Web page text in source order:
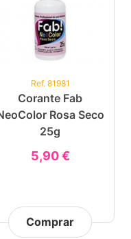
Ref. 81981
Corante Fab
Rosa Seco
25g
5,90 €
Comprar